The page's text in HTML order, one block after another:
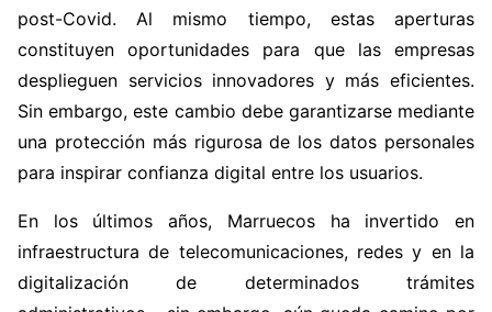
post-Covid. Al mismo tiempo, estas aperturas
constituyen oportunidades para que las empresas
desplieguen servicios innovadores y más eficientes.
Sin embargo, este cambio debe garantizarse mediante
una protección más rigurosa de los datos personales
para inspirar confianza digital entre los usuarios.
En los últimos años, Marruecos ha invertido en
infraestructura de telecomunicaciones, redes y en la
digitalización de determinados trámites